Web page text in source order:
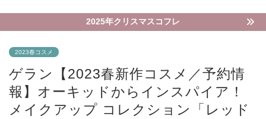
2025年クリスマスコフレ
2023春コスメ
ゲラン【2023春新作コスメ／予約情
報】オーキッドからインスパイア！
メイクアップ コレクション「レッド